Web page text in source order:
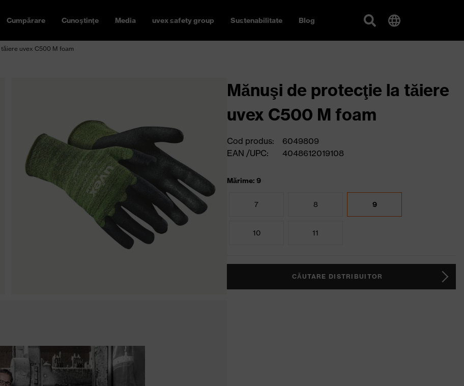
Cumpărare Cunoştinţe Media uvex safety group Sustenabilitate Blog
uvex C500 M foam
Mănuşi de protecţie la tăiere
uvex C500 M foam
Cod produs:
6049809
EAN /UPC:
4048612019108
Mărime: 9
7 8 9
10 11
CĂUTARE DISTRIBUITOR